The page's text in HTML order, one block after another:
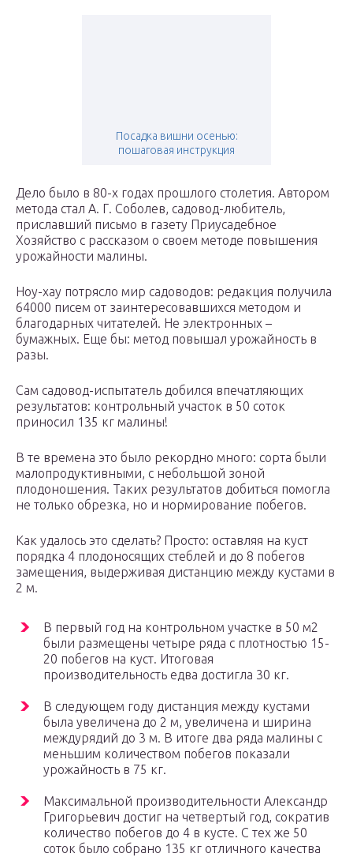
Посадка вишни осенью:
пошаговая инструкция
Дело было в 80-х годах прошлого столетия. Автором
метода стал А. Г. Соболев, садовод-любитель,
приславший письмо в газету Приусадебное
Хозяйство с рассказом о своем методе повышения
урожайности малины.
Ноу-хау потрясло мир садоводов: редакция получила
64000 писем от заинтересовавшихся методом и
благодарных читателей. Не электронных –
бумажных. Еще бы: метод повышал урожайность в
разы.
Сам садовод-испытатель добился впечатляющих
результатов: контрольный участок в 50 соток
приносил 135 кг малины!
В те времена это было рекордно много: сорта были
малопродуктивными, с небольшой зоной
плодоношения. Таких результатов добиться помогла
не только обрезка, но и нормирование побегов.
Как удалось это сделать? Просто: оставляя на куст
порядка 4 плодоносящих стеблей и до 8 побегов
замещения, выдерживая дистанцию между кустами в
2 м.
В первый год на контрольном участке в 50 м2
были размещены четыре ряда с плотностью 15-
20 побегов на куст. Итоговая
производительность едва достигла 30 кг.
В следующем году дистанция между кустами
была увеличена до 2 м, увеличена и ширина
междурядий до 3 м. В итоге два ряда малины с
меньшим количеством побегов показали
урожайность в 75 кг.
Максимальной производительности Александр
Григорьевич достиг на четвертый год, сократив
количество побегов до 4 в кусте. С тех же 50
соток было собрано 135 кг отличного качества